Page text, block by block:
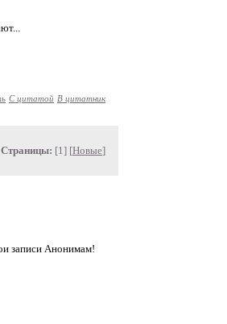
С цитатой В цитатник
Страницы: [1] [Новые]
записи Анонимам!